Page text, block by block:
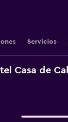
Servicios
Casa de